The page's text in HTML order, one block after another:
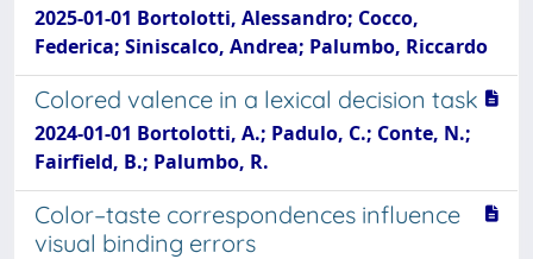
2025-01-01 Bortolotti, Alessandro; Cocco,
Federica; Siniscalco, Andrea; Palumbo, Riccardo
Colored valence in a lexical decision task
2024-01-01 Bortolotti, A.; Padulo, C.; Conte, N.;
Fairfield, B.; Palumbo, R.
Color–taste correspondences influence
visual binding errors